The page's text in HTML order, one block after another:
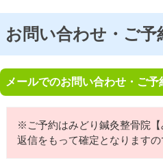
お問い合わせ・ご予
メールでのお問い合わせ・ご予
※ご予約はみどり鍼灸整骨院
返信をもって確定となりますの